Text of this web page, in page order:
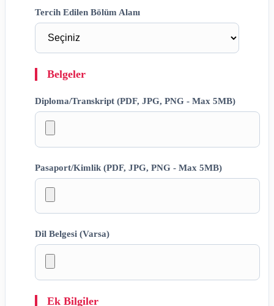
Tercih Edilen Bölüm Alanı
Belgeler
Diploma/Transkript (PDF, JPG, PNG - Max 5MB)
Pasaport/Kimlik (PDF, JPG, PNG - Max 5MB)
Dil Belgesi (Varsa)
Ek Bilgiler